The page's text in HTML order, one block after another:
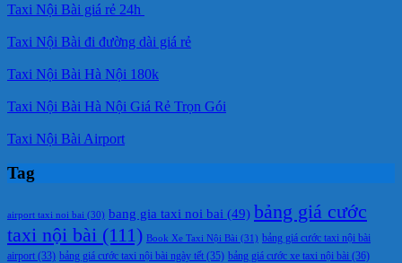
Taxi Nội Bài giá rẻ 24h
Taxi Nội Bài đi đường dài giá rẻ
Taxi Nội Bài Hà Nội 180k
Taxi Nội Bài Hà Nội Giá Rẻ Trọn Gói
Taxi Nội Bài Airport
Tag
airport taxi noi bai (30) bang gia taxi noi bai (49) bảng giá cước
taxi nội bài (111) Book Xe Taxi Nội Bài (31) bảng giá cước taxi nội bài
airport (33) bảng giá cước taxi nội bài ngày tết (35) bảng giá cước xe taxi nội bài (36)